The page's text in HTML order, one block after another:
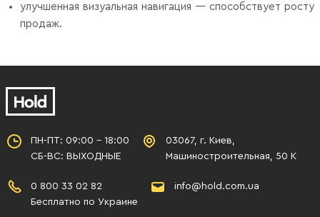
улучшенная визуальная навигация — способствует росту
продаж.
ПН-ПТ: 09:00 - 18:00
СБ-ВС: ВЫХОДНЫЕ
03067, г. Киев,
Машиностроительная, 50 К
0 800 33 02 82
Бесплатно по Украине
info@hold.com.ua